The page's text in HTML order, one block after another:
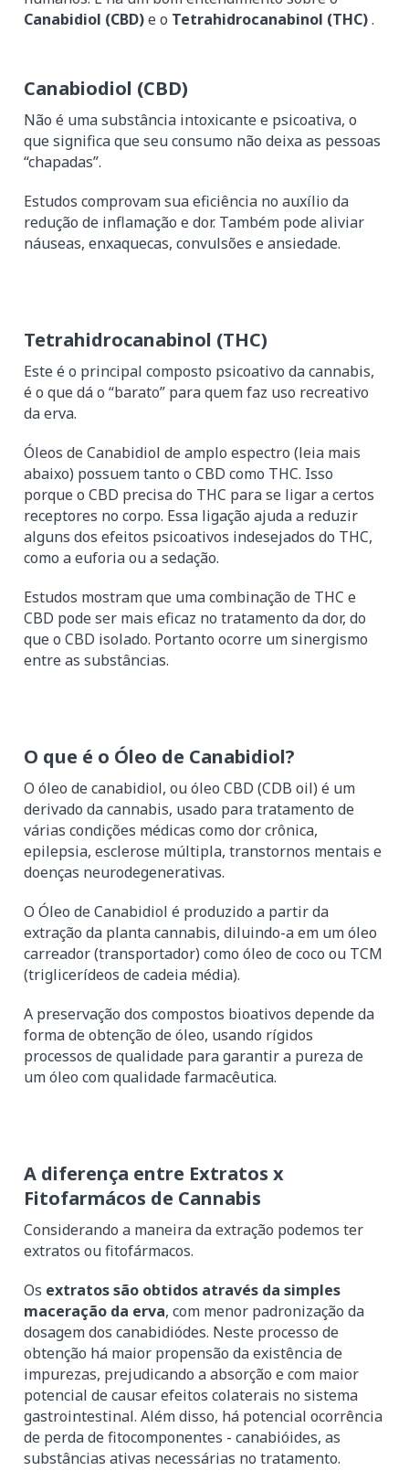
Canabidiol (CBD)e o Tetrahidrocanabinol (THC).
Canabiodiol (CBD)
Não é uma substância intoxicante e psicoativa, o
que significa que seu consumo não deixa as pessoas
“chapadas”.
Estudos comprovam sua eficiência no auxílio da
redução de inflamação e dor. Também pode aliviar
náuseas, enxaquecas, convulsões e ansiedade.
Tetrahidrocanabinol (THC)
Este é o principal composto psicoativo da cannabis,
é o que dá o “barato” para quem faz uso recreativo
da erva.
Óleos de Canabidiol de amplo espectro (leia mais
abaixo) possuem tanto o CBD como THC. Isso
porque o CBD precisa do THC para se ligar a certos
receptores no corpo. Essa ligação ajuda a reduzir
alguns dos efeitos psicoativos indesejados do THC,
como a euforia ou a sedação.
Estudos mostram que uma combinação de THC e
CBD pode ser mais eficaz no tratamento da dor, do
que o CBD isolado. Portanto ocorre um sinergismo
entre as substâncias.
O que é o Óleo de Canabidiol?
O óleo de canabidiol, ou óleo CBD (CDB oil) é um
derivado da cannabis, usado para tratamento de
várias condições médicas como dor crônica,
epilepsia, esclerose múltipla, transtornos mentais e
doenças neurodegenerativas.
O Óleo de Canabidiol é produzido a partir da
extração da planta cannabis, diluindo-a em um óleo
carreador (transportador) como óleo de coco ou TCM
(triglicerídeos de cadeia média).
A preservação dos compostos bioativos depende da
forma de obtenção de óleo, usando rígidos
processos de qualidade para garantir a pureza de
um óleo com qualidade farmacêutica.
A diferença entre Extratos x
Fitofarmácos de Cannabis
Considerando a maneira da extração podemos ter
extratos ou fitofármacos.
Os extratos são obtidos através da simples
maceração da erva, com menor padronização da
dosagem dos canabidiódes. Neste processo de
obtenção há maior propensão da existência de
impurezas, prejudicando a absorção e com maior
potencial de causar efeitos colaterais no sistema
gastrointestinal. Além disso, há potencial ocorrência
de perda de fitocomponentes - canabióides, as
substâncias ativas necessárias no tratamento.